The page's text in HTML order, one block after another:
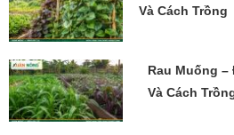
Và Cách Trồng
Rau Muống –
Và Cách